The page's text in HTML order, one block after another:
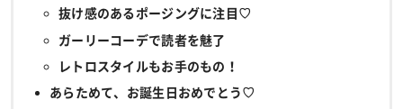
抜け感のあるポージングに注目♡
ガーリーコーデで読者を魅了
レトロスタイルもお手のもの！
あらためて、お誕生日おめでとう♡